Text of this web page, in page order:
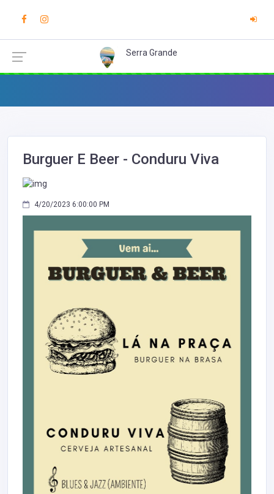
Serra Grande
Burguer E Beer - Conduru Viva
4/20/2023 6:00:00 PM